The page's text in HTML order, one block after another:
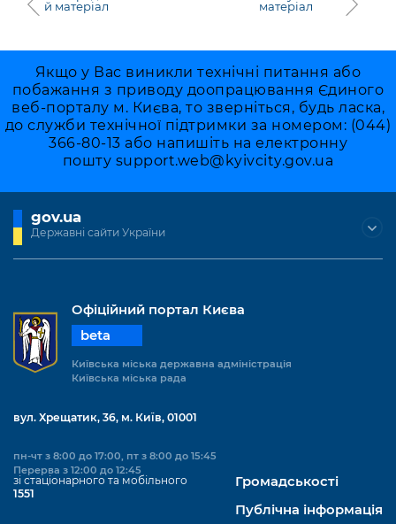
й матеріал
матеріал
Якщо у Вас виникли технічні питання або
побажання з приводу доопрацювання Єдиного
веб-порталу м. Києва, то зверніться, будь ласка,
до служби технічної підтримки за номером: (044)
366-80-13 або напишіть на електронну
пошту support.web@kyivcity.gov.ua
gov.ua
Державні сайти України
Офіційний портал Києва
beta
Київська міська державна адміністрація
Київська міська рада
вул. Хрещатик, 36, м. Київ, 01001
пн-чт з 8:00 до 17:00, пт з 8:00 до 15:45
Перерва з 12:00 до 12:45
зі стаціонарного та мобільного
1551
Громадськості
Публічна інформація